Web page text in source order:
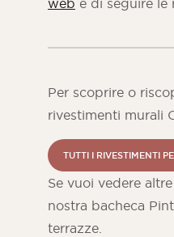
Per scoprire o
rivestimenti murali
TUTTI I RIVESTIMENTI
Se vuoi vedere
nostra bacheca
terrazze.